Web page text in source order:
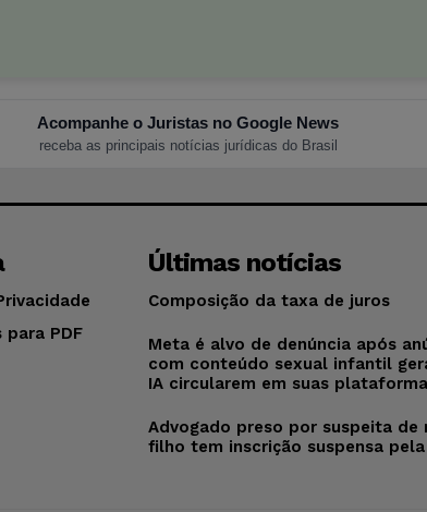
Acompanhe o Juristas no Google News
receba as principais notícias jurídicas do Brasil
para PDF
Últimas notícias
Composição da taxa de juros
Meta é alvo de denúncia após
com conteúdo sexual infantil
IA circularem em suas
Advogado preso por suspeita de
filho tem inscrição suspensa pela